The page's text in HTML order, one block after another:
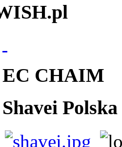
EC CHAIM
Shavei Polska